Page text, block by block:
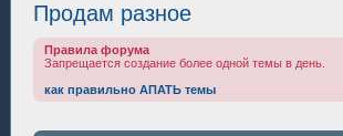
Продам разное
Правила форума
Запрещается создание более одной темы в день.
как правильно АПАТЬ темы